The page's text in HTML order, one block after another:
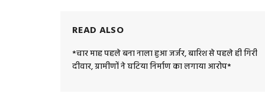
READ ALSO
*चार माह पहले बना नाला हुआ जर्जर, बारिश से पहले ही गिरी
दीवार, ग्रामीणों ने घटिया निर्माण का लगाया आरोप*